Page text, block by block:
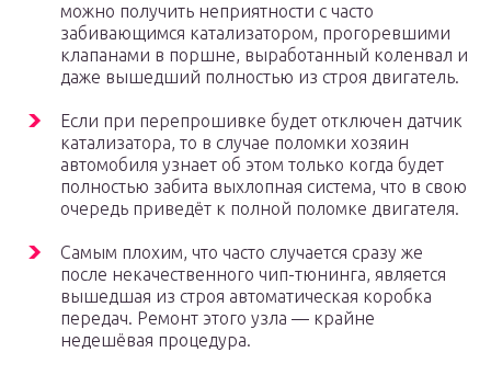
можно получить неприятности с часто
забивающимся катализатором, прогоревшими
клапанами в поршне, выработанный коленвал и
даже вышедший полностью из строя двигатель.
Если при перепрошивке будет отключен датчик
катализатора, то в случае поломки хозяин
автомобиля узнает об этом только когда будет
полностью забита выхлопная система, что в свою
очередь приведёт к полной поломке двигателя.
Самым плохим, что часто случается сразу же
после некачественного чип-тюнинга, является
вышедшая из строя автоматическая коробка
передач. Ремонт этого узла — крайне
недешёвая процедура.